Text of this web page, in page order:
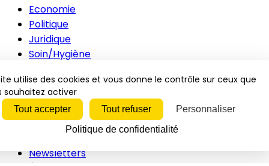
Economie
Politique
Juridique
Soin/Hygiène
Innovations
RH
Inspirations
Newsletters
utilise des cookies et vous donne le contrôle sur ceux que
souhaitez activer
Tout accepter Tout refuser
Personnaliser
Politique de confidentialité